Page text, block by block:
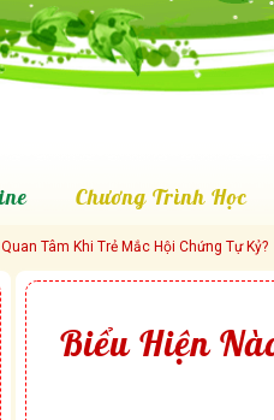
Chương Trình Học
Tâm Khi Trẻ Mắc Hội Chứng Tự Kỷ?
Biểu Hiện